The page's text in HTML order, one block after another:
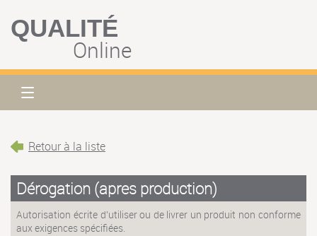
QUALITÉ
Online
Retour à la liste
Dérogation (apres production)
Autorisation écrite d'utiliser ou de livrer un produit non conforme
aux exigences spécifiées.